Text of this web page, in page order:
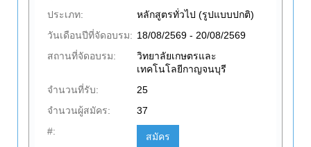
ประเภท:
หลักสูตรทั่วไป (รูปแบบปกติ)
วันเดือนปีที่จัดอบรม: 18/08/2569 - 20/08/2569
สถานที่จัดอบรม:
วิทยาลัยเกษตรและ
เทคโนโลยีกาญจนบุรี
จำนวนที่รับ:
25
จำนวนผู้สมัคร:
37
#:
สมัคร